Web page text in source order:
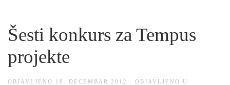
Šesti konkurs za Tempus
projekte
OBJAVLJENO 18. DECEMBAR 2012.
. OBJAVLJENO U